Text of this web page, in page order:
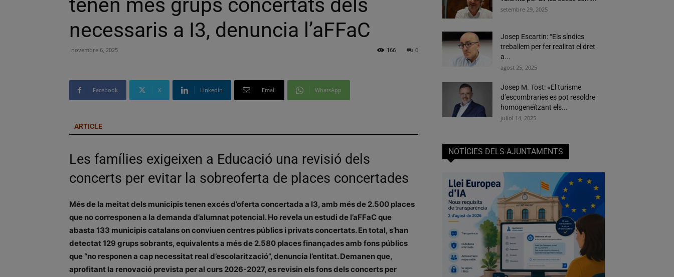
tenen més grups concertats dels
necessaris a I3, denuncia l’aFFaC
novembre 6, 2025 0
166
Facebook X Linkedin Email WhatsApp
ARTICLE
Les famílies exigeixen a Educació una revisió dels
concerts per evitar la sobreoferta de places concertades
Més de la meitat dels municipis tenen excés d’oferta concertada a I3, amb més de 2.500 places
que no corresponen a la demanda d’alumnat potencial. Ho revela un estudi de l’aFFaC que
abasta 133 municipis catalans on conviuen centres públics i privats concertats. En total, s’han
detectat 129 grups sobrants, equivalents a més de 2.580 places finançades amb fons públics
que “no responen a cap necessitat real d’escolarització”, denuncia l’entitat. Demanen que,
aprofitant la renovació prevista per al curs 2026-2027, es revisin els fons dels concerts per
setembre 29, 2025
Josep Escartin: “Els síndics
treballem per fer realitat el dret
a...
agost 25, 2025
Josep M. Tost: «El turisme
d’escombraries es pot resoldre
homogeneïtzant els...
juliol 14, 2025
NOTÍCIES DELS AJUNTAMENTS